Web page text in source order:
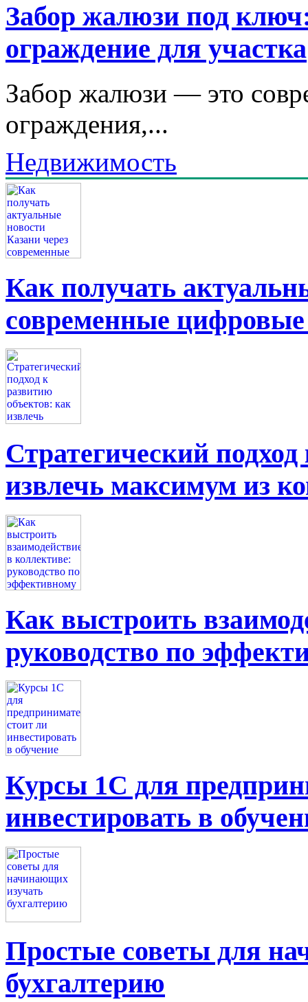
Забор жалюзи под
ограждение для участка
Забор жалюзи — это
ограждения,...
Недвижимость
Как получать
современные
Стратегический
извлечь максимум из
Как выстроить
руководство по
Курсы 1С для
инвестировать в
Простые советы для
бухгалтерию